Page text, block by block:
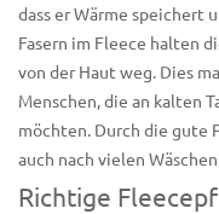
dass er Wärme speichert
Fasern im Fleece halten
von der Haut weg. Dies
Menschen, die an kalten
möchten. Durch die gute
auch nach vielen
Richtige